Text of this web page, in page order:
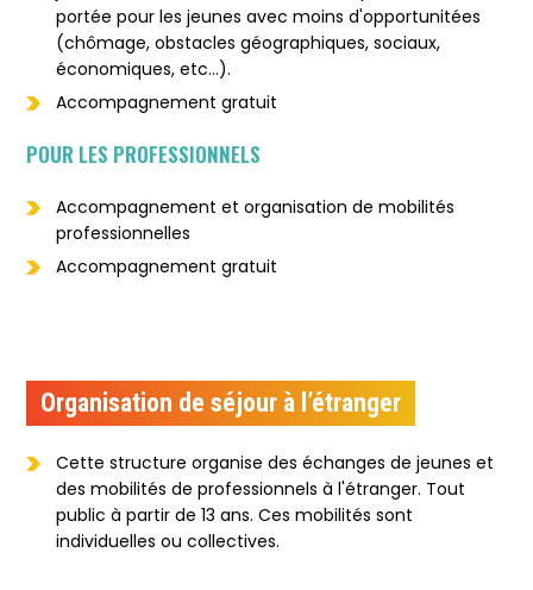
portée pour les jeunes avec moins d'opportunitées
(chômage, obstacles géographiques, sociaux,
économiques, etc...).
Accompagnement gratuit
POUR LES PROFESSIONNELS
Accompagnement et organisation de mobilités
professionnelles
Accompagnement gratuit
Organisation de séjour à l’étranger
Cette structure organise des échanges de jeunes et
des mobilités de professionnels à l'étranger. Tout
public à partir de 13 ans. Ces mobilités sont
individuelles ou collectives.